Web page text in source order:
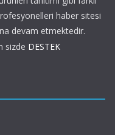
haber sitesi
devam etmektedir.
sizde DESTEK